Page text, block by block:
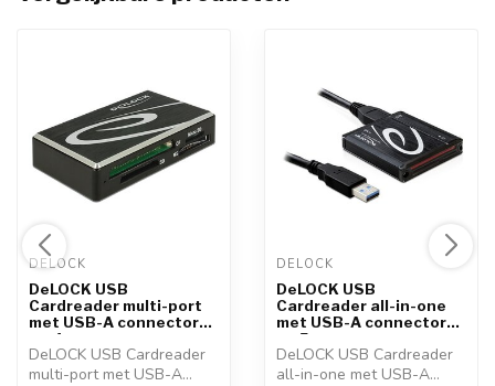
DELOCK
DeLOCK USB
Cardreader multi-port
met USB-A connector
en 4...
DeLOCK USB Cardreader
multi-port met USB-A
DELOCK
DeLOCK USB
Cardreader all-in-one
met USB-A connector
en 5...
DeLOCK USB Cardreader
all-in-one met USB-A